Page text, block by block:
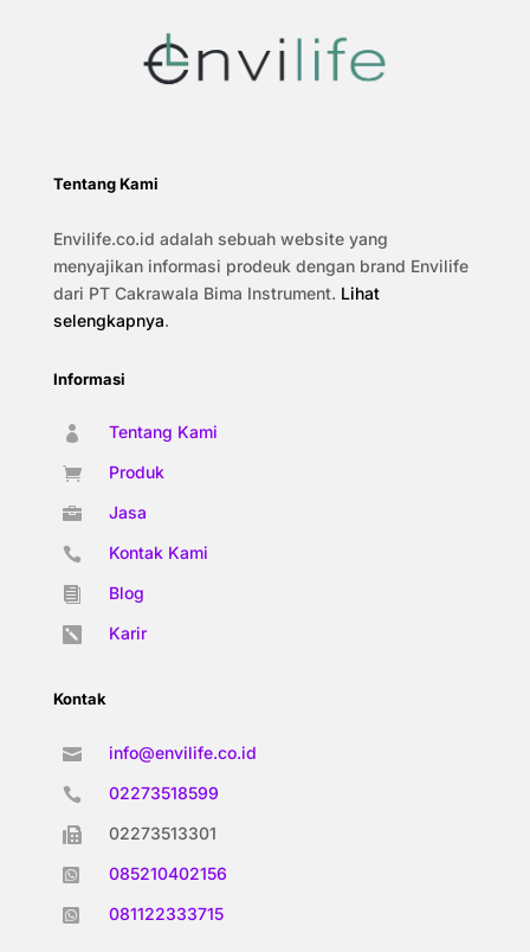
Tentang Kami
Envilife.co.id adalah sebuah website yang
menyajikan informasi prodeuk dengan brand Envilife
dari PT Cakrawala Bima Instrument. Lihat
selengkapnya.
Informasi
 Tentang Kami
 Produk
 Jasa
 Kontak Kami
 Blog
 Karir
Kontak
 info@envilife.co.id
 02273518599
 02273513301
 085210402156
 081122333715